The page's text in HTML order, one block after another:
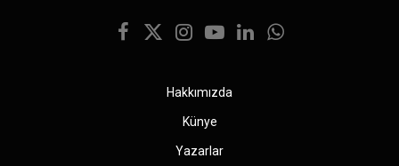
Facebook
X
Instagram
YouTubeLinkedInWhatsApp
Hakkımızda
Künye
Yazarlar